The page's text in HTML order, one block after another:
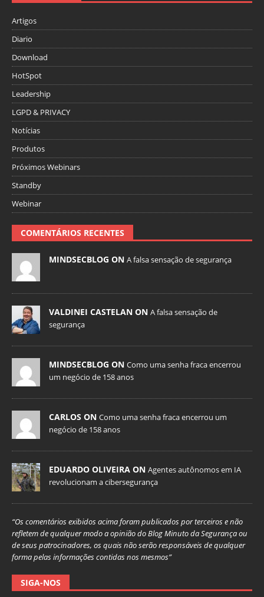
Artigos
Diario
Download
HotSpot
Leadership
LGPD & PRIVACY
Notícias
Produtos
Próximos Webinars
Standby
Webinar
COMENTÁRIOS RECENTES
MINDSECBLOG ON A falsa sensação de segurança
VALDINEI CASTELAN ON A falsa sensação de
segurança
MINDSECBLOG ON Como uma senha fraca encerrou
um negócio de 158 anos
CARLOS ON Como uma senha fraca encerrou um
negócio de 158 anos
EDUARDO OLIVEIRA ON Agentes autônomos em IA
revolucionam a cibersegurança
“Os comentários exibidos acima foram publicados por terceiros e não
refletem de qualquer modo a opinião do Blog Minuto da Segurança ou
de seus patrocinadores, os quais não serão responsáveis de qualquer
forma pelas informações contidas nos mesmos”
SIGA-NOS